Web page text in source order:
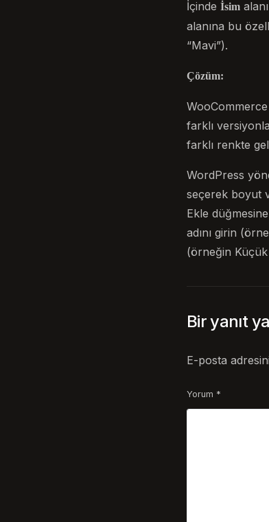
İçinde İsim
alanına bu
“Mavi”).
Çözüm:
farklı
farklı renkte
WordPress
seçerek boyut
Ekle
adını girin
(örneğin Küçük
Bir yanıt
E-posta
Yorum *